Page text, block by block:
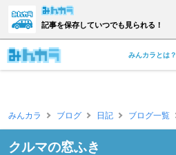
記事を保存していつでも見られる！
みんカラとは？
みんカラ ブログ 日記 ブログ一覧
クルマの窓ふき